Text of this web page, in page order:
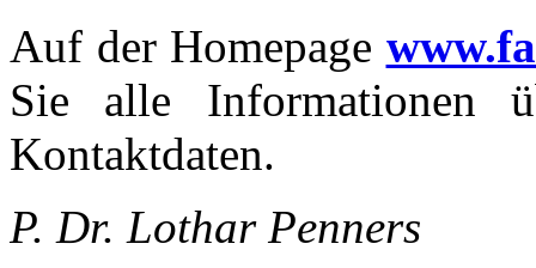
Auf der Homepage
Sie alle Informationen
Kontaktdaten.
P. Dr. Lothar Penners